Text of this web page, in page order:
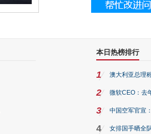
本日热榜排行
1 澳大利亚总理
2 微软CEO：去
3 中国空军官宣
4 女排国手晒全